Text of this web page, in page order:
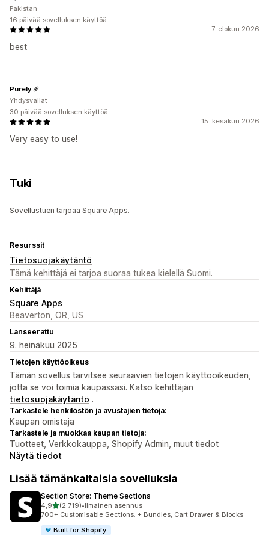
7. elokuu 2026
best
Pakistan
16 päivää sovelluksen käyttöä
15. kesäkuu 2026
Very easy to use!
Purely
Yhdysvallat
30 päivää sovelluksen käyttöä
Tuki
Sovellustuen tarjoaa Square Apps.
Resurssit
Tietosuojakäytäntö
Tämä kehittäjä ei tarjoa suoraa tukea kielellä Suomi.
Kehittäjä
Square Apps
Beaverton, OR, US
Lanseerattu
9. heinäkuu 2025
Tietojen käyttöoikeus
Tämän sovellus tarvitsee seuraavien tietojen käyttöoikeuden,
jotta se voi toimia kaupassasi. Katso kehittäjän
tietosuojakäytäntö .
Tarkastele henkilöstön ja avustajien tietoja:
Kaupan omistaja
Tarkastele ja muokkaa kaupan tietoja:
Tuotteet, Verkkokauppa, Shopify Admin, muut tiedot
Näytä tiedot
Lisää tämänkaltaisia sovelluksia
Section Store: Theme Sections
4,9/ 5 tähteä
(2 719)
2719 arvostelua yhteensä
•Ilmainen asennus
700+ Customisable Sections. + Bundles, Cart Drawer & Blocks
Built for Shopify